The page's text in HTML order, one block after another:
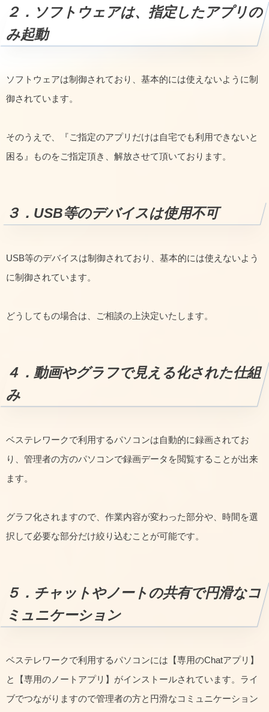
２．ソフトウェアは、指定したアプリの
み起動
ソフトウェアは制御されており、基本的には使えないように制
御されています。
そのうえで、『ご指定のアプリだけは自宅でも利用できないと
困る』ものをご指定頂き、解放させて頂いております。
３．USB等のデバイスは使用不可
USB等のデバイスは制御されており、基本的には使えないよう
に制御されています。
どうしてもの場合は、ご相談の上決定いたします。
４．動画やグラフで見える化された仕組
み
ベステレワークで利用するパソコンは自動的に録画されてお
り、管理者の方のパソコンで録画データを閲覧することが出来
ます。
グラフ化されますので、作業内容が変わった部分や、時間を選
択して必要な部分だけ絞り込むことが可能です。
５．チャットやノートの共有で円滑なコ
ミュニケーション
ベステレワークで利用するパソコンには【専用のChatアプリ】
と【専用のノートアプリ】がインストールされています。ライ
ブでつながりますので管理者の方と円滑なコミュニケーション